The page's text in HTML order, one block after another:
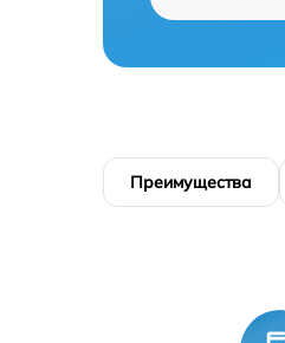
Преимущества